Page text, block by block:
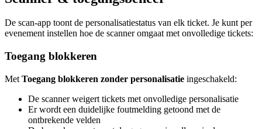
De scan-app toont de personalisatiestatus van elk ticket. Je kunt per
evenement instellen hoe de scanner omgaat met onvolledige tickets:
Toegang blokkeren
Met Toegang blokkeren zonder personalisatie ingeschakeld:
De scanner weigert tickets met onvolledige personalisatie
Er wordt een duidelijke foutmelding getoond met de
ontbrekende velden